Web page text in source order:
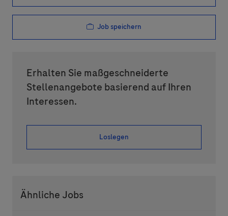
Job speichern
Erhalten Sie maßgeschneiderte
Stellenangebote basierend auf Ihren
Interessen.
Loslegen
Ähnliche Jobs